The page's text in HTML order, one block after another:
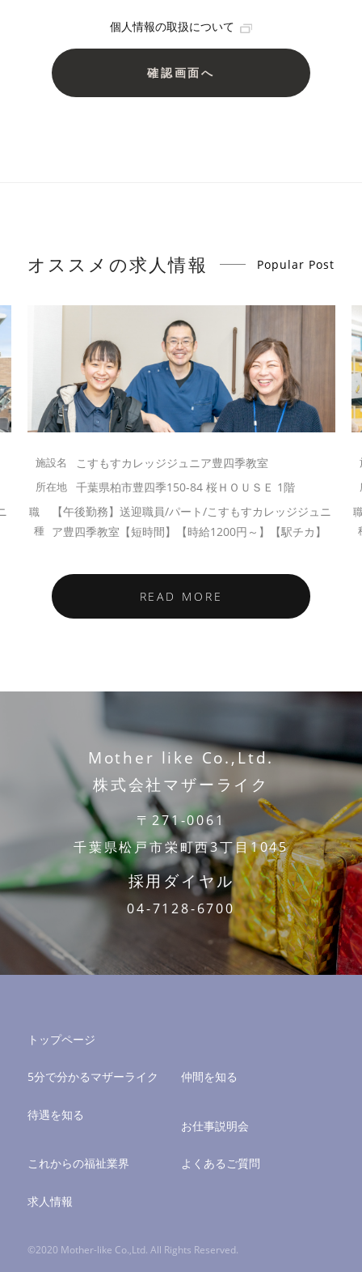
個人情報の取扱について
オススメの求人情報 Popular Post
こすもすカレッジジュニア豊四季教室
千葉県柏市豊四季150-84 桜ＨＯＵＳＥ 1階
【午後勤務】送迎職員/パート/こすもすカレッジジュニ
ア豊四季教室【短時間】【時給1200円～】【駅チカ】
READ MORE
Mother like Co.,Ltd.
株式会社マザーライク
〒271-0061
千葉県松戸市栄町西3丁目1045
採用ダイヤル
04-7128-6700
トップページ
5分で分かるマザーライク 仲間を知る
待遇を知る
お仕事説明会
これからの福祉業界 よくあるご質問
求人情報
©2020 Mother-like Co.,Ltd. All Rights Reserved.